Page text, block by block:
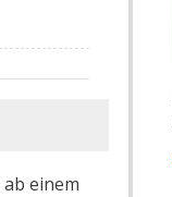
ab einem